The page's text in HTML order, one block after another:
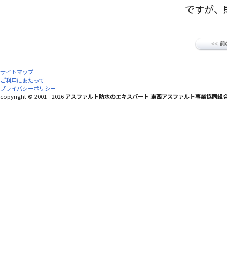
ですが、
サイトマップ
ご利用にあたって
プライバシーポリシー
copyright © 2001 - 2026 アスファルト防水のエキスパート 東西アスファルト事業協同組